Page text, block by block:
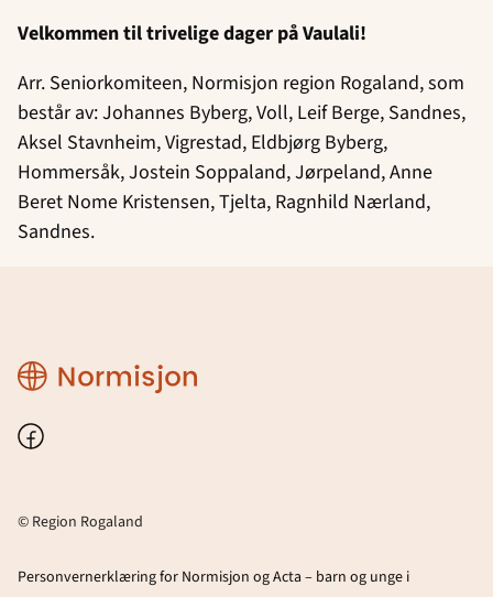
Velkommen til trivelige dager på Vaulali!
Arr. Seniorkomiteen, Normisjon region Rogaland, som
består av: Johannes Byberg, Voll, Leif Berge, Sandnes,
Aksel Stavnheim, Vigrestad, Eldbjørg Byberg,
Hommersåk, Jostein Soppaland, Jørpeland, Anne
Beret Nome Kristensen, Tjelta, Ragnhild Nærland,
Sandnes.
Region
Rogaland
Facebook
© Region Rogaland
Personvernerklæring for Normisjon og Acta – barn og unge i